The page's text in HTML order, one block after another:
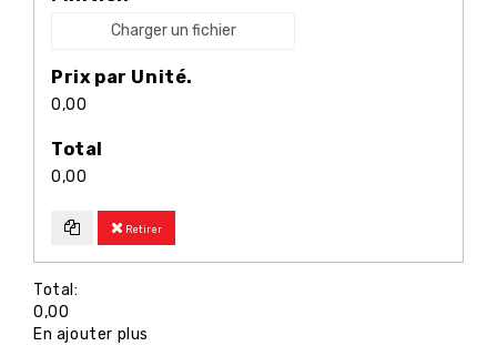
Charger un fichier
Prix par Unité.
0,00
Total
0,00
Retirer
Total:
0,00
En ajouter plus